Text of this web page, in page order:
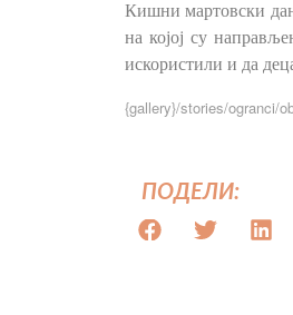
Кишни мартовски
на којој су
искористили и да
{gallery}/stories/ogranci/
ПОДЕЛИ: